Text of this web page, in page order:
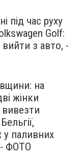
під час руху
Golf:
вийти з авто, -
на
жінки
вивезти
у паливних
- ФОТО